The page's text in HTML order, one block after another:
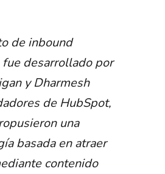
de inbound
desarrollado por
y Dharmesh
de HubSpot,
una
basada en atraer
contenido